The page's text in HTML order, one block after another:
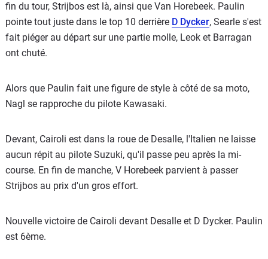
fin du tour, Strijbos est là, ainsi que Van Horebeek. Paulin
pointe tout juste dans le top 10 derrière D Dycker, Searle s'est
fait piéger au départ sur une partie molle, Leok et Barragan
ont chuté.
Alors que Paulin fait une figure de style à côté de sa moto,
Nagl se rapproche du pilote Kawasaki.
Devant, Cairoli est dans la roue de Desalle, l'Italien ne laisse
aucun répit au pilote Suzuki, qu'il passe peu après la mi-
course. En fin de manche, V Horebeek parvient à passer
Strijbos au prix d'un gros effort.
Nouvelle victoire de Cairoli devant Desalle et D Dycker. Paulin
est 6ème.